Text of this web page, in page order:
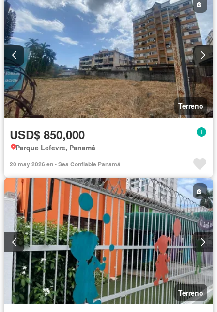
Terreno
USD$ 850,000
Parque Lefevre, Panamá
20 may 2026 en - Sea Confiable Panamá
Terreno